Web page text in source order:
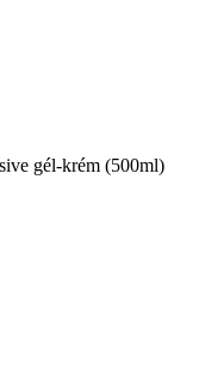
gél-krém (500ml)